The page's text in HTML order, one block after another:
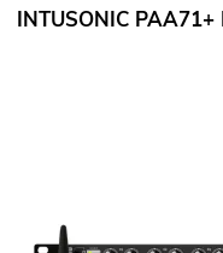
INTUSONIC